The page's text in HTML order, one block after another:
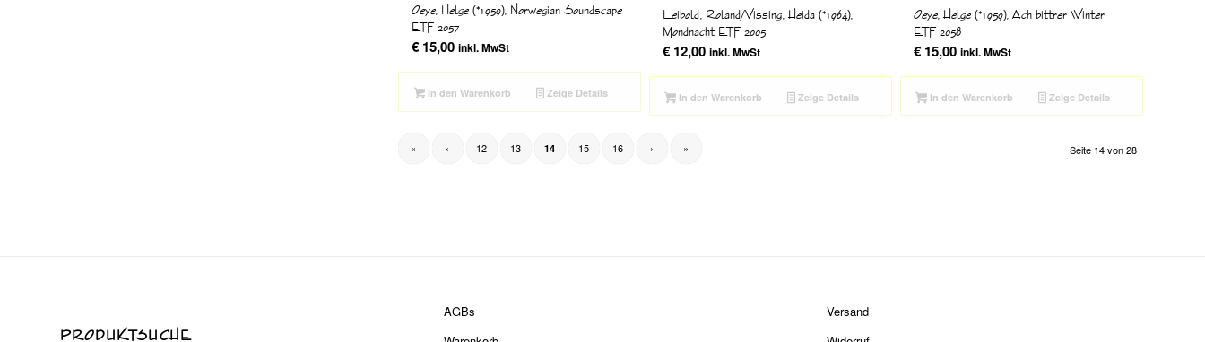
Oeye, Helge (*1959), Norwegian Soundscape
ETF 2057
€15,00 inkl. MwSt
In den Warenkorb Zeige Details
Leibold, Roland/Vissing, Heida (*1964),
Mondnacht ETF 2005
€12,00 inkl. MwSt
In den Warenkorb Zeige Details
Oeye, Helge (*1959), Ach bittrer Winter
ETF 2058
€15,00 inkl. MwSt
In den Warenkorb Zeige Details
Seite 14 von 28
« ‹ 12 13 14 15 16 › »
PRODUKTSUCHE
AGBs
Versand